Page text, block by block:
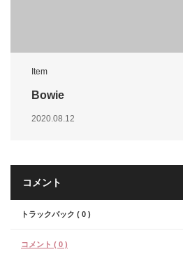
Item
Bowie
2020.08.12
コメント
トラックバック ( 0 )
コメント ( 0 )